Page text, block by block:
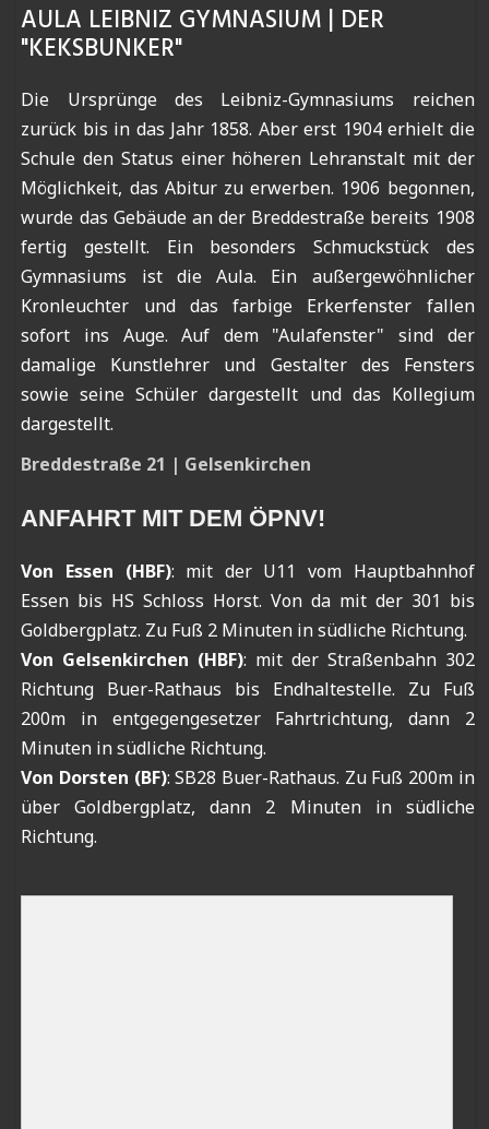
AULA LEIBNIZ GYMNASIUM | DER
"KEKSBUNKER"
Die Ursprünge des Leibniz-Gymnasiums reichen
zurück bis in das Jahr 1858. Aber erst 1904 erhielt die
Schule den Status einer höheren Lehranstalt mit der
Möglichkeit, das Abitur zu erwerben. 1906 begonnen,
wurde das Gebäude an der Breddestraße bereits 1908
fertig gestellt. Ein besonders Schmuckstück des
Gymnasiums ist die Aula. Ein außergewöhnlicher
Kronleuchter und das farbige Erkerfenster fallen
sofort ins Auge. Auf dem "Aulafenster" sind der
damalige Kunstlehrer und Gestalter des Fensters
sowie seine Schüler dargestellt und das Kollegium
dargestellt.
Breddestraße 21 | Gelsenkirchen
ANFAHRT MIT DEM ÖPNV!
Von Essen (HBF): mit der U11 vom Hauptbahnhof
Essen bis HS Schloss Horst. Von da mit der 301 bis
Goldbergplatz. Zu Fuß 2 Minuten in südliche Richtung.
Von Gelsenkirchen (HBF): mit der Straßenbahn 302
Richtung Buer-Rathaus bis Endhaltestelle. Zu Fuß
200m in entgegengesetzer Fahrtrichtung, dann 2
Minuten in südliche Richtung.
Von Dorsten (BF): SB28 Buer-Rathaus. Zu Fuß 200m in
über Goldbergplatz, dann 2 Minuten in südliche
Richtung.